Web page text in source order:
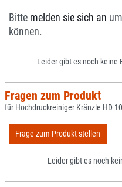
Bitte melden sie sich an
können.
Leider gibt es noch keine
Fragen zum Produkt
für Hochdruckreiniger Kränzle HD
Frage zum Produkt stellen
Leider gibt es noch